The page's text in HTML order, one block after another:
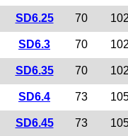
SD6.25 70
SD6.3 70
SD6.35 70
SD6.4 73
SD6.45 73